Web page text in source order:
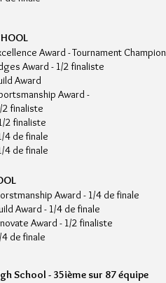
Award - Tournament Champion
Award - 1/2 finaliste
Award
Award -
2 finaliste
2 finaliste
4 de finale
4 de finale
Award - 1/4 de finale
Award - 1/4 de finale
Award - 1/2 finaliste
de finale
School - 35ième sur 87 équipe